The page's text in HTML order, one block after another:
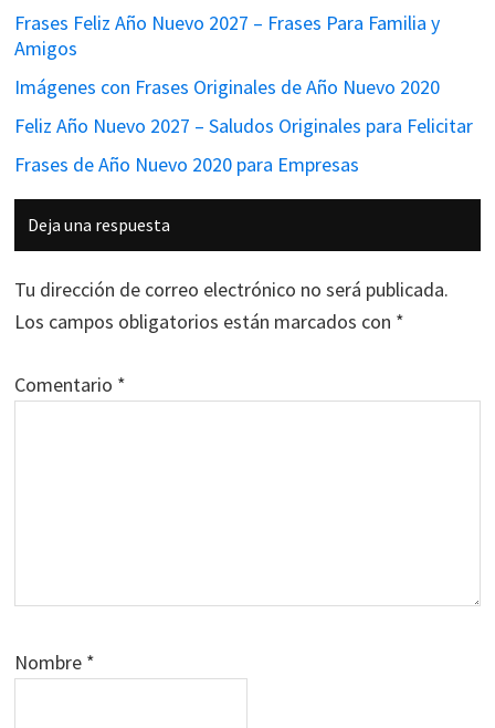
Frases Feliz Año Nuevo 2027 – Frases Para Familia y
Amigos
Imágenes con Frases Originales de Año Nuevo 2020
Feliz Año Nuevo 2027 – Saludos Originales para Felicitar
Frases de Año Nuevo 2020 para Empresas
Interacciones
con
los
lectores
Deja una respuesta
Tu dirección de correo electrónico no será publicada.
Los campos obligatorios están marcados con *
Comentario *
Nombre *